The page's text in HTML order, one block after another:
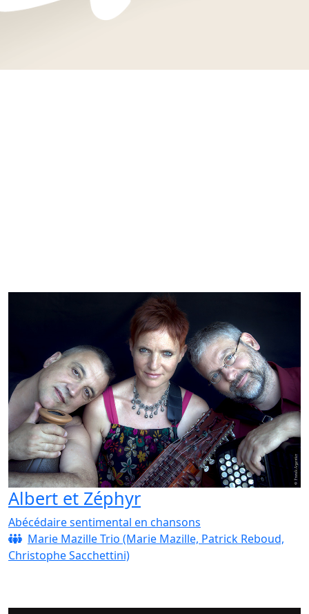
Albert et Zéphyr
Abécédaire sentimental en chansons
Marie Mazille Trio (Marie Mazille, Patrick Reboud,
Christophe Sacchettini)